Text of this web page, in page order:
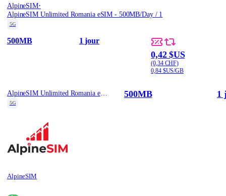
AlpineSIM·
AlpineSIM Unlimited Romania eSIM - 500MB/Day / 1
5G
500MB 1 jour
0,42 $US
(0,34 CHF)
0,84 $US/GB
AlpineSIM Unlimited Romania eSIM - 500MB/Day / 1
5G
AlpineSIM
500MB 1